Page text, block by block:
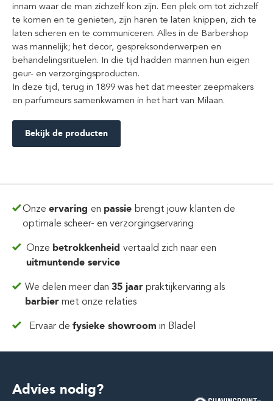
innam waar de man zichzelf kon zijn. Een plek om tot zichzelf
te komen en te genieten, zijn haren te laten knippen, zich te
laten scheren en te communiceren. Alles in de Barbershop
was mannelijk; het decor, gespreksonderwerpen en
behandelingsrituelen. In die tijd hadden mannen hun eigen
geur- en verzorgingsproducten.
In deze tijd, terug in 1899 was het dat meester zeepmakers
en parfumeurs samenkwamen in het hart van Milaan.
Bekijk de producten
Onzeervaringen passie brengt jouw klanten de
optimale scheer- en verzorgingservaring
Onze betrokkenheid vertaald zich naar een
uitmuntende service
We delen meer dan 35 jaar praktijkervaring als
barbier met onze relaties
Ervaar de fysieke showroom in Bladel
Advies nodig?